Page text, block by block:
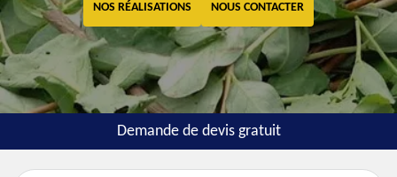
NOS RÉALISATIONS NOUS CONTACTER
Demande de devis gratuit